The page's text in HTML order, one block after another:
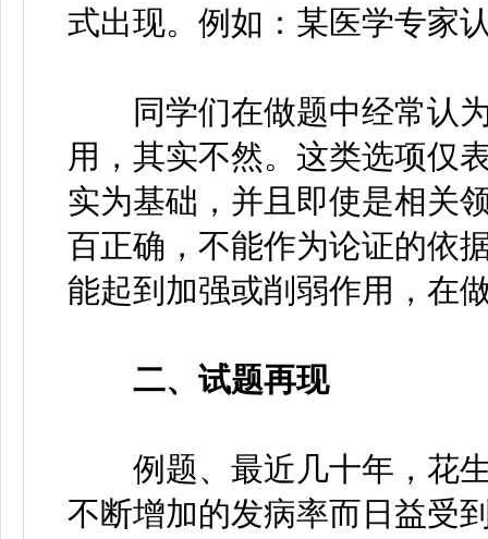
式出现。例如：某医学专家
同学们在做题中经常认为
用，其实不然。这类选项仅
实为基础，并且即使是相关
百正确，不能作为论证的依
能起到加强或削弱作用，在
二、试题再现
例题、最近几十年，花生
不断增加的发病率而日益受